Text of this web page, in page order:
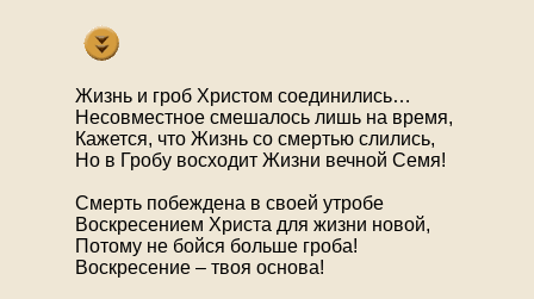
Жизнь и гроб Христом соединились…
Несовместное смешалось лишь на время,
Кажется, что Жизнь со смертью слились,
Но в Гробу восходит Жизни вечной Семя!
Смерть побеждена в своей утробе
Воскресением Христа для жизни новой,
Потому не бойся больше гроба!
Воскресение – твоя основа!